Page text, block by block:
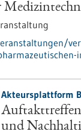
Akteursplattform
und